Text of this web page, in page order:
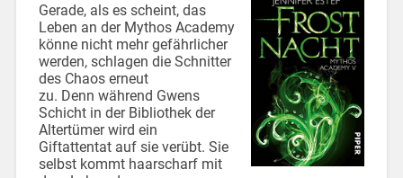
Gerade, als es scheint, das
Leben an der Mythos Academy
könne nicht mehr gefährlicher
werden, schlagen die Schnitter
des Chaos erneut
zu. Denn während Gwens
Schicht in der Bibliothek der
Altertümer wird ein
Giftattentat auf sie verübt. Sie
selbst kommt haarscharf mit